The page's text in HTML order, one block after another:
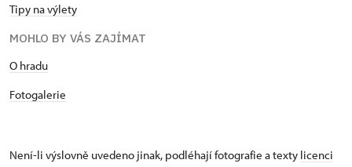
Tipy na výlety
MOHLO BY VÁS ZAJÍMAT
O hradu
Fotogalerie
Není-li výslovně uvedeno jinak, podléhají fotografie a texty licenci